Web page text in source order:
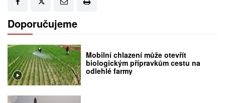
Doporučujeme
Mobilní chlazení může otevřít
biologickým přípravkům cestu na
odlehlé farmy